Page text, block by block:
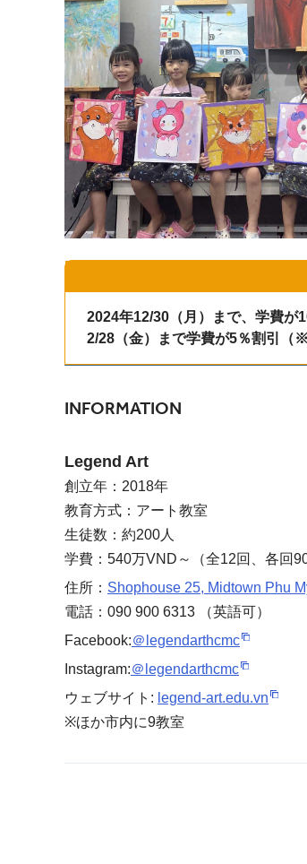
2024年12/30（月）まで、学費が
2/28（金）まで学費が5％割引（
INFORMATION
Legend Art
創立年：2018年
教育方式：アート教室
生徒数：約200人
学費：540万VND～（全12回、各回
住所： Shophouse 25, Midtown Phu
電話：090 900 6313 （英語可）
Facebook:＠legendarthcmc
Instagram:＠legendarthcmc
ウェブサイト: legend-art.edu.vn
※ほか市内に9教室